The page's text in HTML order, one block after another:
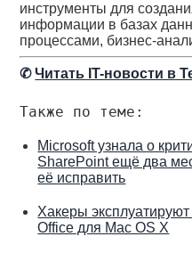
инструменты для
информации в базах
процессами, бизнес-
✆Читать IT-новости в
Также по теме:
Microsoft узнала о
SharePoint ещё два
её исправить
Хакеры
Office для Mac OS X